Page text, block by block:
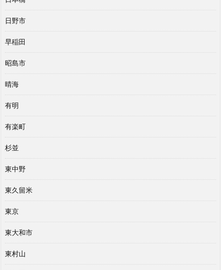
日野市
早稲田
昭島市
晴海
有明
有楽町
杉並
東中野
東久留米
東京
東大和市
東村山